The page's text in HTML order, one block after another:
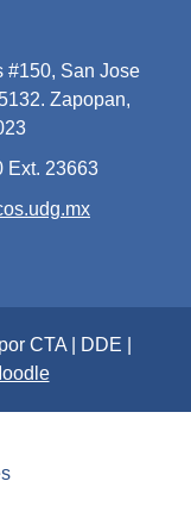
#150, San Jose
Zapopan,
Ext. 23663
CTA | DDE |